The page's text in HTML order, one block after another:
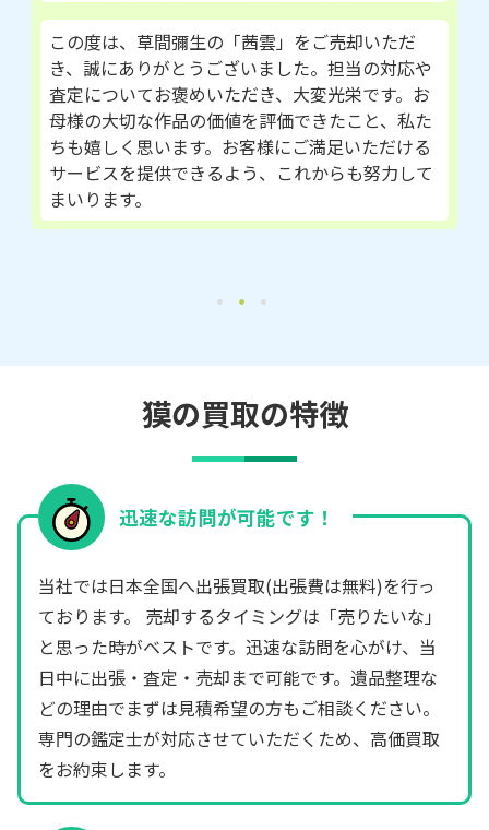
この度は、草間彌生の「茜雲」をご売却いただ
き、誠にありがとうございました。担当の対応や
査定についてお褒めいただき、大変光栄です。お
母様の大切な作品の価値を評価できたこと、私た
ちも嬉しく思います。お客様にご満足いただける
サービスを提供できるよう、これからも努力して
まいります。
獏の買取の特徴
迅速な訪問が可能です！
当社では日本全国へ出張買取(出張費は無料)を行っ
ております。 売却するタイミングは「売りたいな」
と思った時がベストです。迅速な訪問を心がけ、当
日中に出張・査定・売却まで可能です。遺品整理な
どの理由でまずは見積希望の方もご相談ください。
専門の鑑定士が対応させていただくため、高価買取
をお約束します。